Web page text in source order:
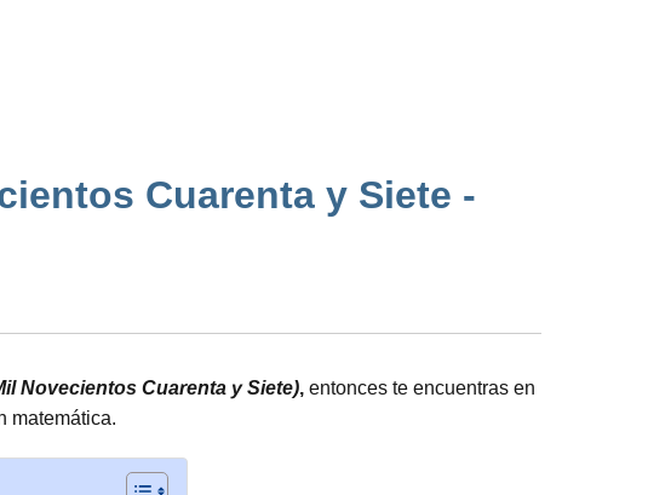
Cuarenta y Siete -
Novecientos Cuarenta y Siete), entonces te encuentras en
matemática.